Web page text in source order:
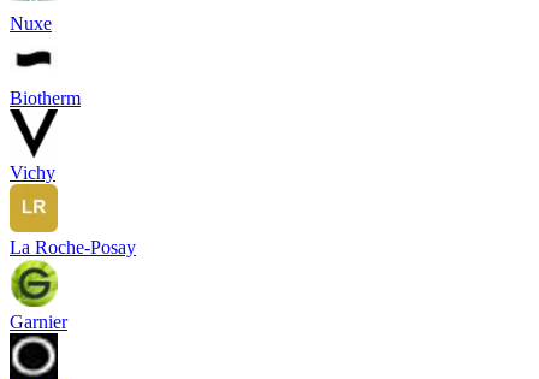
Nuxe
Biotherm
Vichy
La Roche-Posay
Garnier